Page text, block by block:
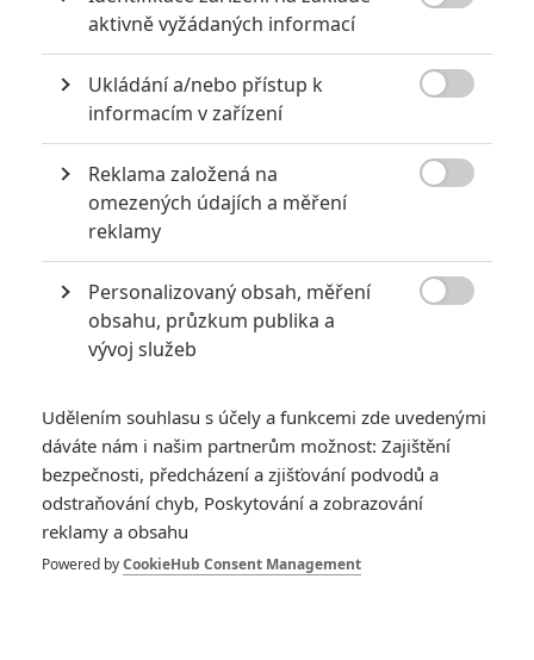
Galerie k filmu Dunkerk
« Předchozí
GALERIE
aktivně vyžádaných informací
Ukládání a/nebo přístup k
informacím v zařízení
Reklama založená na
omezených údajích a měření
reklamy
Personalizovaný obsah, měření
obsahu, průzkum publika a
vývoj služeb
Udělením souhlasu s účely a funkcemi zde uvedenými
dáváte nám i našim partnerům možnost: Zajištění
bezpečnosti, předcházení a zjišťování podvodů a
odstraňování chyb, Poskytování a zobrazování
reklamy a obsahu
Powered byCookieHub Consent Management